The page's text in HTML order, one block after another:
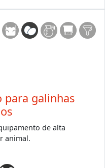
galinhas
de alta
animal.